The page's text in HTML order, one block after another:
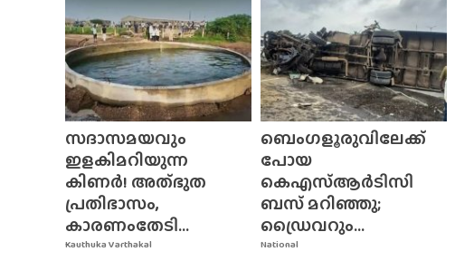
Kauthuka Varthakal
സദാസമയവും
ഇളകിമറിയുന്ന
കിണർ! അത്‌ഭുത
പ്രതിഭാസം,
കാരണംതേടി...
National
ബെംഗളൂരുവിലേക്ക്
പോയ
കെഎസ്ആർടിസി
ബസ് മറിഞ്ഞു;
ഡ്രൈവറും...